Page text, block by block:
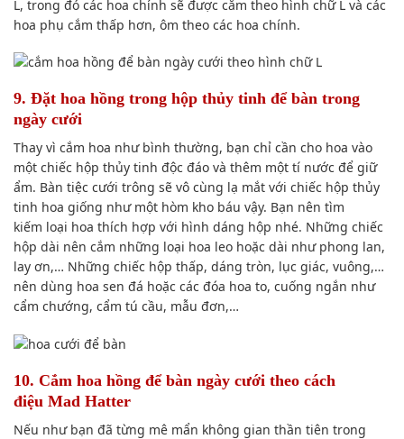
L, trong đó các hoa chính sẽ được cắm theo hình chữ L và các
hoa phụ cắm thấp hơn, ôm theo các hoa chính.
9. Đặt hoa hồng trong hộp thủy tinh để bàn trong
ngày cưới
Thay vì cắm hoa như bình thường, bạn chỉ cần cho hoa vào
một chiếc hộp thủy tinh độc đáo và thêm một tí nước để giữ
ẩm. Bàn tiệc cưới trông sẽ vô cùng lạ mắt với chiếc hộp thủy
tinh hoa giống nhưmột hòm kho báu vậy. Bạn nên tìm
kiếm loại hoa thích hợp với hình dáng hộp nhé. Những chiếc
hộp dài nên cắm những loại hoa leo hoặc dài như phong lan,
lay ơn,… Những chiếc hộp thấp, dáng tròn, lục giác, vuông,…
nên dùng hoa sen đá hoặc các đóa hoa to, cuống ngắn như
cẩm chướng, cẩm tú cầu, mẫu đơn,…
10. Cắm hoa hồng để bàn ngày cưới theo cách
điệu Mad Hatter
Nếu như bạn đã từng mê mẩn không gian thần tiên trong